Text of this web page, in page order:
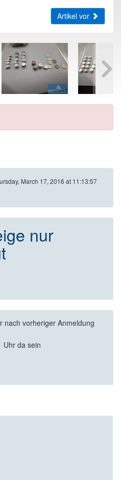
Artikel vor
March 17, 2016 at 11:13:57
nur
nach vorheriger Anmeldung
Uhr da sein